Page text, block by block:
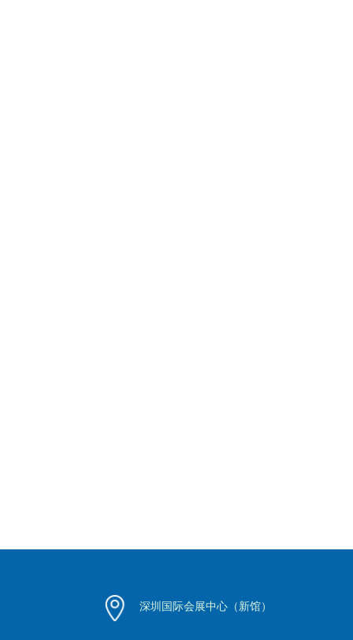
深圳国际会展中心（新馆）